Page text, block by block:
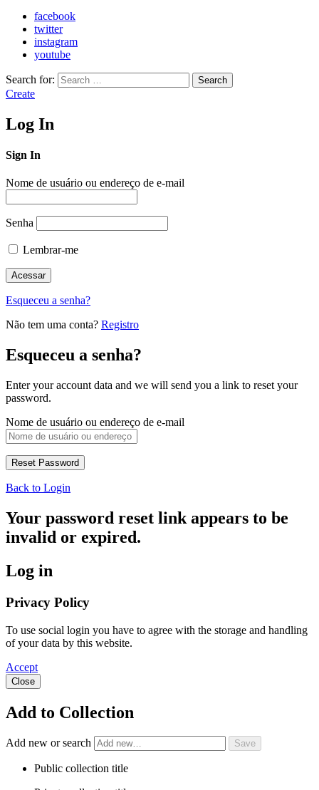
facebook
twitter
instagram
youtube
Search for: Search
Create
Log In
Sign In
Nome de usuário ou endereço de e-mail
Senha
Lembrar-me
Esqueceu a senha?
Não tem uma conta? Registro
Esqueceu a senha?
Enter your account data and we will send you a link to reset your
password.
Nome de usuário ou endereço de e-mail
Back to Login
Your password reset link appears to be
invalid or expired.
Log in
Privacy Policy
To use social login you have to agree with the storage and handling
of your data by this website.
Accept
Close
Add to Collection
Add new or search
Public collection title